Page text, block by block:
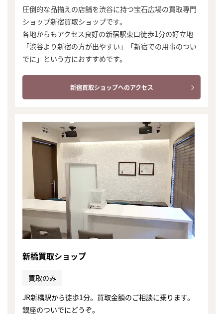
圧倒的な品揃えの店舗を渋谷に持つ宝石広場の買取専門
ショップ新宿買取ショップです。
各地からもアクセス良好の新宿駅東口徒歩1分の好立地
「渋谷より新宿の方が出やすい」「新宿での用事のつい
でに」という方におすすめです。
新宿買取ショップへのアクセス
新橋買取ショップ
買取のみ
JR新橋駅から徒歩1分。買取金額のご相談に乗ります。
銀座のついでにどうぞ。
かんたん30秒でお試し査定